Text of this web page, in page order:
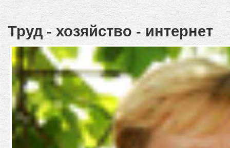
Труд - хозяйство - интернет